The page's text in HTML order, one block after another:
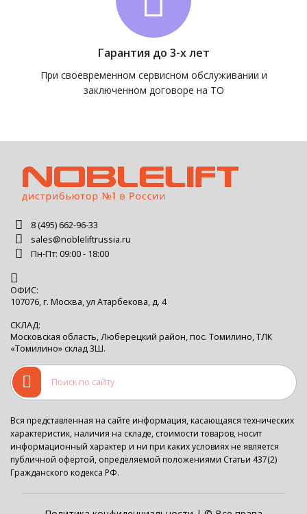
Гарантия до 3-х лет
При своевременном сервисном обслуживании и
заключенном договоре на ТО
8 (495) 662-96-33
sales@nobleliftrussia.ru
Пн-Пт: 09:00 - 18:00
ОФИС:
107076, г. Москва, ул Атарбекова, д. 4
СКЛАД:
Московская область, Люберецкий район, пос. Томилино, ТЛК
«Томилино» склад 3Ш.
Вся представленная на сайте информация, касающаяся технических
характеристик, наличия на складе, стоимости товаров, носит
информационный характер и ни при каких условиях не является
публичной офертой, определяемой положениями Статьи 437(2)
Гражданского кодекса РФ.